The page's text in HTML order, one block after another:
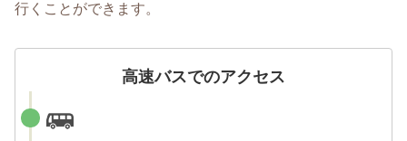
行くことができます。
高速バスでのアクセス